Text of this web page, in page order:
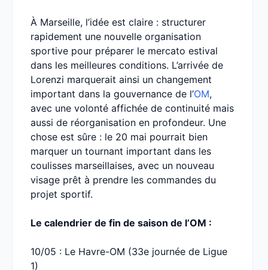
À Marseille, l’idée est claire : structurer
rapidement une nouvelle organisation
sportive pour préparer le mercato estival
dans les meilleures conditions. L’arrivée de
Lorenzi marquerait ainsi un changement
important dans la gouvernance de l’OM,
avec une volonté affichée de continuité mais
aussi de réorganisation en profondeur. Une
chose est sûre : le 20 mai pourrait bien
marquer un tournant important dans les
coulisses marseillaises, avec un nouveau
visage prêt à prendre les commandes du
projet sportif.
Le calendrier de fin de saison de l’OM :
10/05 : Le Havre-OM (33e journée de Ligue
1)